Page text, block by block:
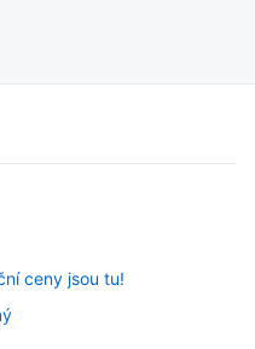
ceny jsou tu!